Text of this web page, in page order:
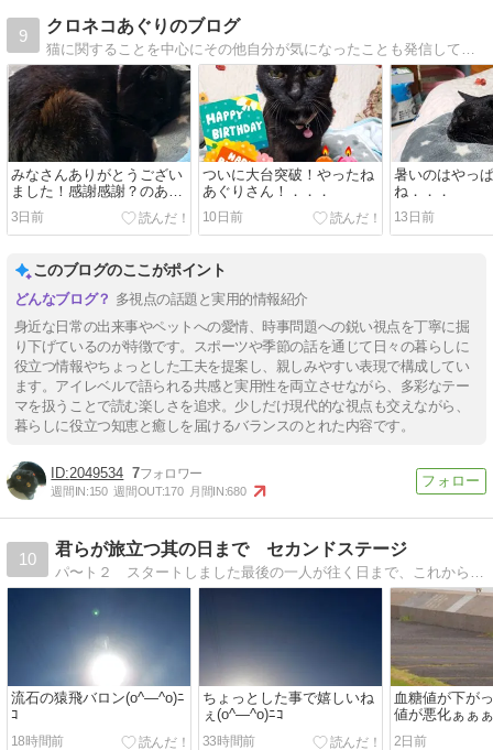
9
クロネコあぐりのブログ
みなさんありがとうござい
ました！感謝感謝？のあぐ
りさん．．．
3日前
ついに大台突破！やったね
あぐりさん！．．．
10日前
暑いのはやっ
ね．．．
13日前
このブログのここがポイント
多視点の話題と実用的情報紹介
身近な日常の出来事やペットへの愛情、時事問題への鋭い視点を丁寧に掘
り下げているのが特徴です。スポーツや季節の話を通じて日々の暮らしに
役立つ情報やちょっとした工夫を提案し、親しみやすい表現で構成してい
ます。アイレベルで語られる共感と実用性を両立させながら、多彩なテー
マを扱うことで読む楽しさを追求。少しだけ現代的な視点も交えながら、
暮らしに役立つ知恵と癒しを届けるバランスのとれた内容です。
2049534 7
週間IN:150 週間OUT:170 月間IN:680
10
君らが旅立つ其の日まで セカンドステージ
パ〜ト２ スタートしました最後の一人が往く日まで、これからも一緒に歩いて行こう！
流石の猿飛バロン(o^―^o)ﾆ
ｺ
18時間前
ちょっとした事で嬉しいね
ぇ(o^―^o)ﾆｺ
33時間前
血糖値が下が
値が悪化ぁぁ
(o^―^o)ﾆｺ
2日前